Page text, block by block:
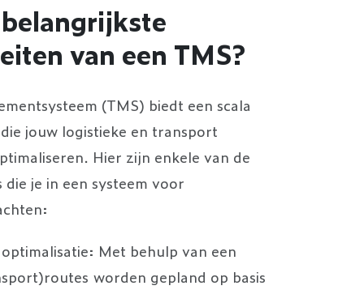
van een TMS?
(TMS) biedt een scala
jouw logistieke en transport
Hier zijn enkele van de
je in een systeem voor
Met behulp van een
worden gepland op basis